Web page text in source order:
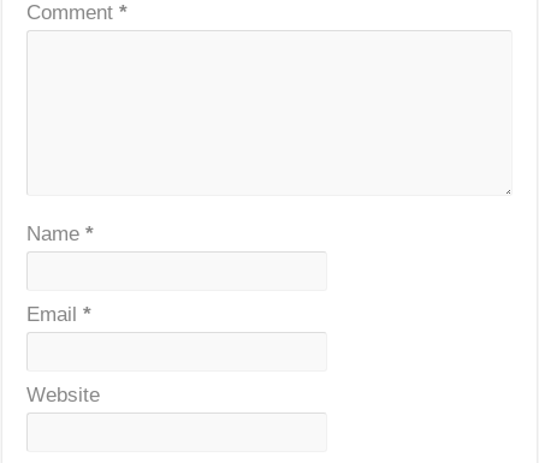
Comment*
Name*
Email*
Website